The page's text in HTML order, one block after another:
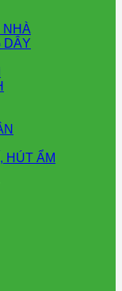
NHÀ
DÂY
HÚT ẨM